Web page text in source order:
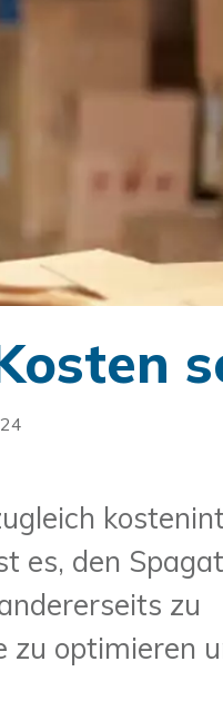
es, den
zu
zu optimieren